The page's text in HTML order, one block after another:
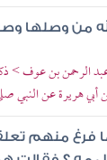
من وصلها
الرحمن بن عوف >
هريرة عن النبي
فرغ منهم